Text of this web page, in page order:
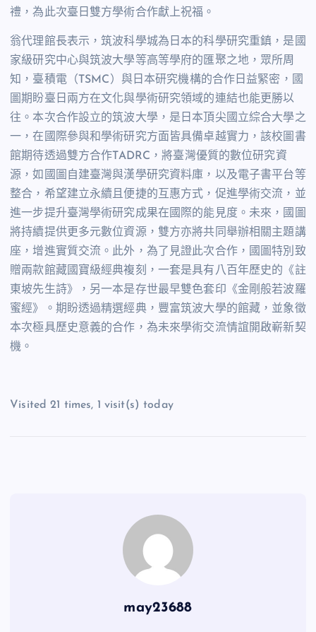
禮，為此次臺日雙方學術合作獻上祝福。
翁代理館長表示，筑波科學城為日本的科學研究重鎮，是國
家級研究中心與筑波大學等高等學府的匯聚之地，眾所周
知，臺積電（
TSMC ）與日本研究機構的合作日益緊密，國
圖期盼臺日兩方在文化與學術研究領域的連結也能更勝以
往。本次合作設立的筑波大學，是日本頂尖國立綜合大學之
一，在國際參與和學術研究方面皆具備卓越實力，該校圖書
館期待透過雙方合作 TADRC ，將臺灣優質的數位研究資
源，如國圖自建臺灣與漢學研究資料庫，以及電子書平台等
整合，希望建立永續且便捷的互惠方式，促進學術交流，並
進一步提升臺灣學術研究成果在國際的能見度。未來，國圖
將持續提供更多元數位資源，雙方亦將共同舉辦相關主題講
座，增進實質交流。此外，為了見證此次合作，國圖特別致
贈兩款館藏國寶級經典複刻，一套是具有八百年歷史的《註
東坡先生詩》，另一本是存世最早雙色套印《金剛般若波羅
蜜經》。期盼透過精選經典，豐富筑波大學的館藏，並象徵
本次極具歷史意義的合作，為未來學術交流情誼開啟嶄新契
機。
Visited 21 times, 1 visit(s) today
may23688